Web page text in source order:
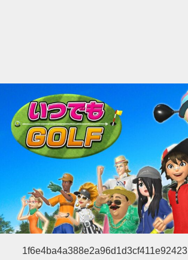
1f6e4ba4a388e2a96d1d3cf411e92423